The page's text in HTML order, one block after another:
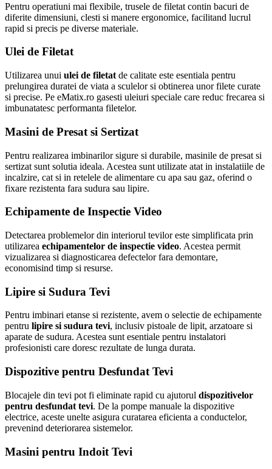
Pentru operatiuni mai flexibile, trusele de filetat contin bacuri de
diferite dimensiuni, clesti si manere ergonomice, facilitand lucrul
rapid si precis pe diverse materiale.
Ulei de Filetat
Utilizarea unui ulei de filetat de calitate este esentiala pentru
prelungirea duratei de viata a sculelor si obtinerea unor filete curate
si precise. Pe eMatix.ro gasesti uleiuri speciale care reduc frecarea si
imbunatatesc performanta filetelor.
Masini de Presat si Sertizat
Pentru realizarea imbinarilor sigure si durabile, masinile de presat si
sertizat sunt solutia ideala. Acestea sunt utilizate atat in instalatiile de
incalzire, cat si in retelele de alimentare cu apa sau gaz, oferind o
fixare rezistenta fara sudura sau lipire.
Echipamente de Inspectie Video
Detectarea problemelor din interiorul tevilor este simplificata prin
utilizarea echipamentelor de inspectie video. Acestea permit
vizualizarea si diagnosticarea defectelor fara demontare,
economisind timp si resurse.
Lipire si Sudura Tevi
Pentru imbinari etanse si rezistente, avem o selectie de echipamente
pentru lipire si sudura tevi, inclusiv pistoale de lipit, arzatoare si
aparate de sudura. Acestea sunt esentiale pentru instalatori
profesionisti care doresc rezultate de lunga durata.
Dispozitive pentru Desfundat Tevi
Blocajele din tevi pot fi eliminate rapid cu ajutorul dispozitivelor
pentru desfundat tevi. De la pompe manuale la dispozitive
electrice, aceste unelte asigura curatarea eficienta a conductelor,
prevenind deteriorarea sistemelor.
Masini pentru Indoit Tevi